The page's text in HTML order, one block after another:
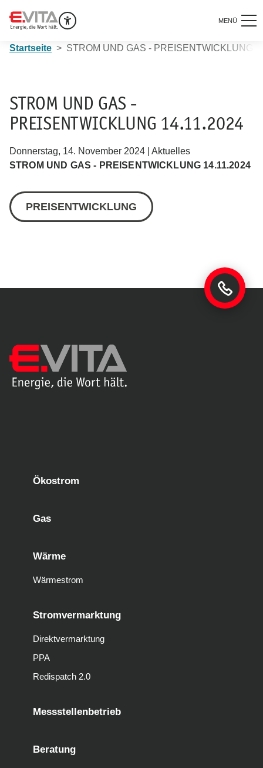
MENÜ
Startseite STROM UND GAS - PREISENTWICKLUNG
STROM UND GAS -
PREISENTWICKLUNG 14.11.2024
Donnerstag, 14. November 2024 | Aktuelles
STROM UND GAS - PREISENTWICKLUNG 14.11.2024
PREISENTWICKLUNG
Ökostrom
Gas
Wärme
Wärmestrom
Stromvermarktung
Direktvermarktung
PPA
Redispatch 2.0
Messstellenbetrieb
Beratung